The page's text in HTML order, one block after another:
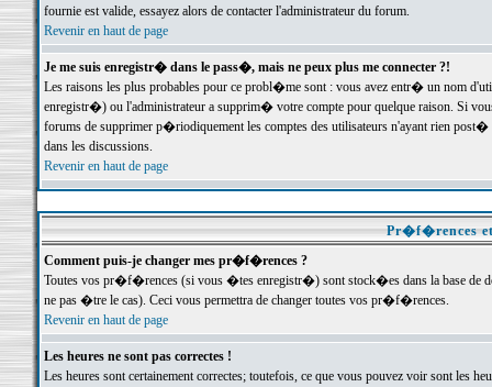
fournie est valide, essayez alors de contacter l'administrateur du forum.
Revenir en haut de page
Je me suis enregistr� dans le pass�, mais ne peux plus me connecter ?!
Les raisons les plus probables pour ce probl�me sont : vous avez entr� un nom
enregistr�) ou l'administrateur a supprim� votre compte pour quelque raison. Si
forums de supprimer p�riodiquement les comptes des utilisateurs n'ayant rien
dans les discussions.
Revenir en haut de page
Pr�f�rences
Comment puis-je changer mes pr�f�rences ?
Toutes vos pr�f�rences (si vous �tes enregistr�) sont stock�es dans la base de
ne pas �tre le cas). Ceci vous permettra de changer toutes vos pr�f�rences.
Revenir en haut de page
Les heures ne sont pas correctes !
Les heures sont certainement correctes; toutefois, ce que vous pouvez voir sont